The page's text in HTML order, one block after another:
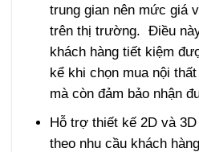
trung gian nên mức giá
trên thị trường. Điều
khách hàng tiết kiệm
kể khi chọn mua nội
mà còn đảm bảo nhận
Hỗ trợ thiết kế 2D và
theo nhu cầu khách